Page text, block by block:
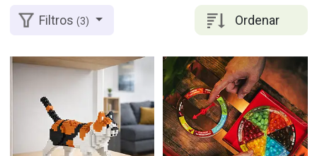
Ordenar
Filtros(3)